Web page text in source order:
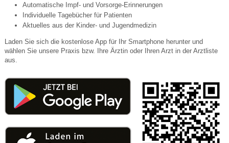
Automatische Impf- und Vorsorge-Erinnerungen
Individuelle Tagebücher für Patienten
Aktuelles aus der Kinder- und Jugendmedizin
Laden Sie sich die kostenlose App für Ihr Smartphone herunter und
wählen Sie unsere Praxis bzw. Ihre Ärztin oder Ihren Arzt in der Arztliste
aus.